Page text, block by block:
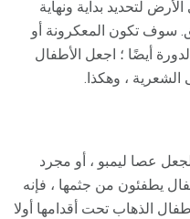
لتحديد بداية ونهاية
سوف تكون المعكرونة أو
أيضًا ؛ اجعل الأطفال
، وهكذا.
عصا ليمبو ، أو مجرد
يطفئون من جثمها ، فإنه
الذهاب تحت أقدامها أولا